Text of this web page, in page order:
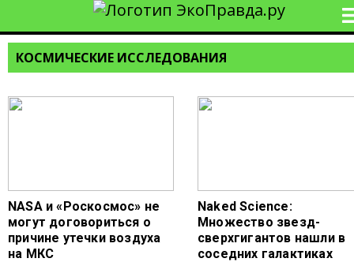
КОСМИЧЕСКИЕ ИССЛЕДОВАНИЯ
NASA и «Роскосмос» не
могут договориться о
причине утечки воздуха
на МКС
Naked Science:
Множество звезд-
сверхгигантов нашли в
соседних галактиках